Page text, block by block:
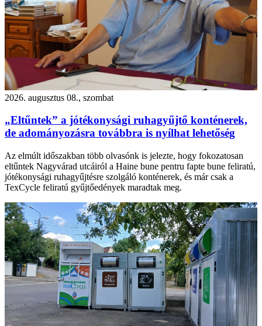
2026. augusztus 08., szombat
„Eltűntek” a jótékonysági ruhagyűjtő konténerek,
de adományozásra továbbra is nyílhat lehetőség
Az elmúlt időszakban több olvasónk is jelezte, hogy fokozatosan
eltűntek Nagyvárad utcáiról a Haine bune pentru fapte bune feliratú,
jótékonysági ruhagyűjtésre szolgáló konténerek, és már csak a
TexCycle feliratú gyűjtőedények maradtak meg.